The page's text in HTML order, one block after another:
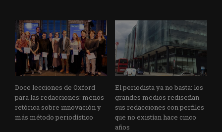
Doce lecciones de Oxford
para las redacciones: menos
retórica sobre innovación y
más método periodístico
El periodista ya no basta: los
grandes medios rediseñan
sus redacciones con perfiles
que no existían hace cinco
años